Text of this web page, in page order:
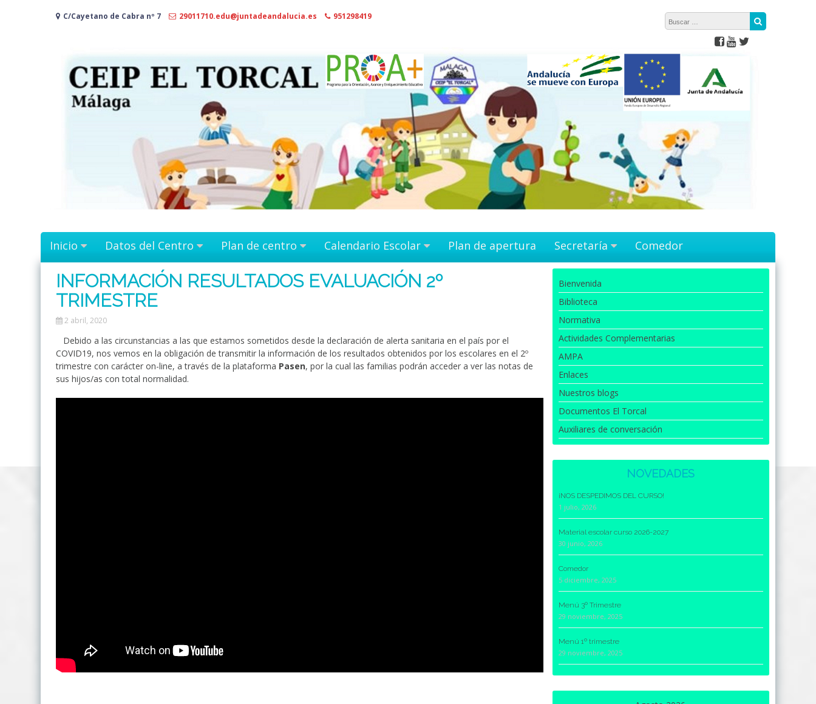
C/Cayetano de Cabra nº 7 29011710.edu@juntadeandalucia.es 951298419
Inicio Datos del Centro Plan de centro Calendario Escolar Plan de apertura Secretaría Comedor
INFORMACIÓN RESULTADOS EVALUACIÓN 2º
TRIMESTRE
2 abril, 2020
Debido a las circunstancias a las que estamos sometidos desde la declaración de alerta sanitaria en el país por el
COVID19, nos vemos en la obligación de transmitir la información de los resultados obtenidos por los escolares en el 2º
trimestre con carácter on-line, a través de la plataforma Pasen, por la cual las familias podrán acceder a ver las notas de
sus hijos/as con total normalidad.
Bienvenida
Biblioteca
Normativa
Actividades Complementarias
AMPA
Enlaces
Nuestros blogs
Documentos El Torcal
Auxiliares de conversación
NOVEDADES
¡NOS DESPEDIMOS DEL CURSO!
1 julio, 2026
Material escolar curso 2026-2027
30 junio, 2026
Comedor
5 diciembre, 2025
Menú 3º Trimestre
29 noviembre, 2025
Menú 1º trimestre
29 noviembre, 2025